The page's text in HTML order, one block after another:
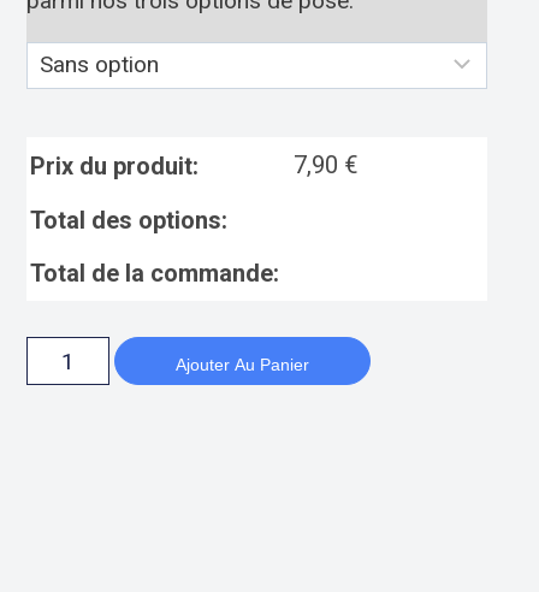
Prix du produit: 7,90 €
Total des options:
Total de la commande:
Ajouter Au Panier